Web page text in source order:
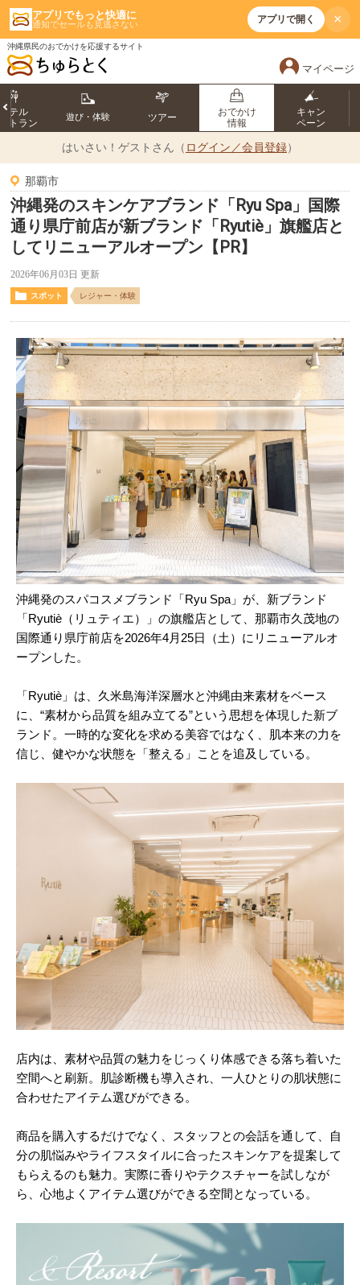
アプリでもっと快適に
通知でセールも見逃さない アプリで開く ×
沖縄県民のおでかけを応援するサイト
マイページ
ホテル
トラン
遊び・体験 ツアー
おでかけ
情報
キャン
ペーン
はいさい！ ゲストさん（ ログイン／会員登録）
那覇市
沖縄発のスキンケアブランド「Ryu Spa」国際
通り県庁前店が新ブランド「Ryutiè」旗艦店と
してリニューアルオープン【PR】
2026年06月03日 更新
スポット レジャー・体験
沖縄発のスパコスメブランド「Ryu Spa」が、新ブランド
「Ryutiè（リュティエ）」の旗艦店として、那覇市久茂地の
国際通り県庁前店を2026年4月25日（土）にリニューアルオ
ープンした。
「Ryutiè」は、久米島海洋深層水と沖縄由来素材をベース
に、“素材から品質を組み立てる”という思想を体現した新ブ
ランド。一時的な変化を求める美容ではなく、肌本来の力を
信じ、健やかな状態を「整える」ことを追及している。
店内は、素材や品質の魅力をじっくり体感できる落ち着いた
空間へと刷新。肌診断機も導入され、一人ひとりの肌状態に
合わせたアイテム選びができる。
商品を購入するだけでなく、スタッフとの会話を通して、自
分の肌悩みやライフスタイルに合ったスキンケアを提案して
もらえるのも魅力。実際に香りやテクスチャーを試しなが
ら、心地よくアイテム選びができる空間となっている。